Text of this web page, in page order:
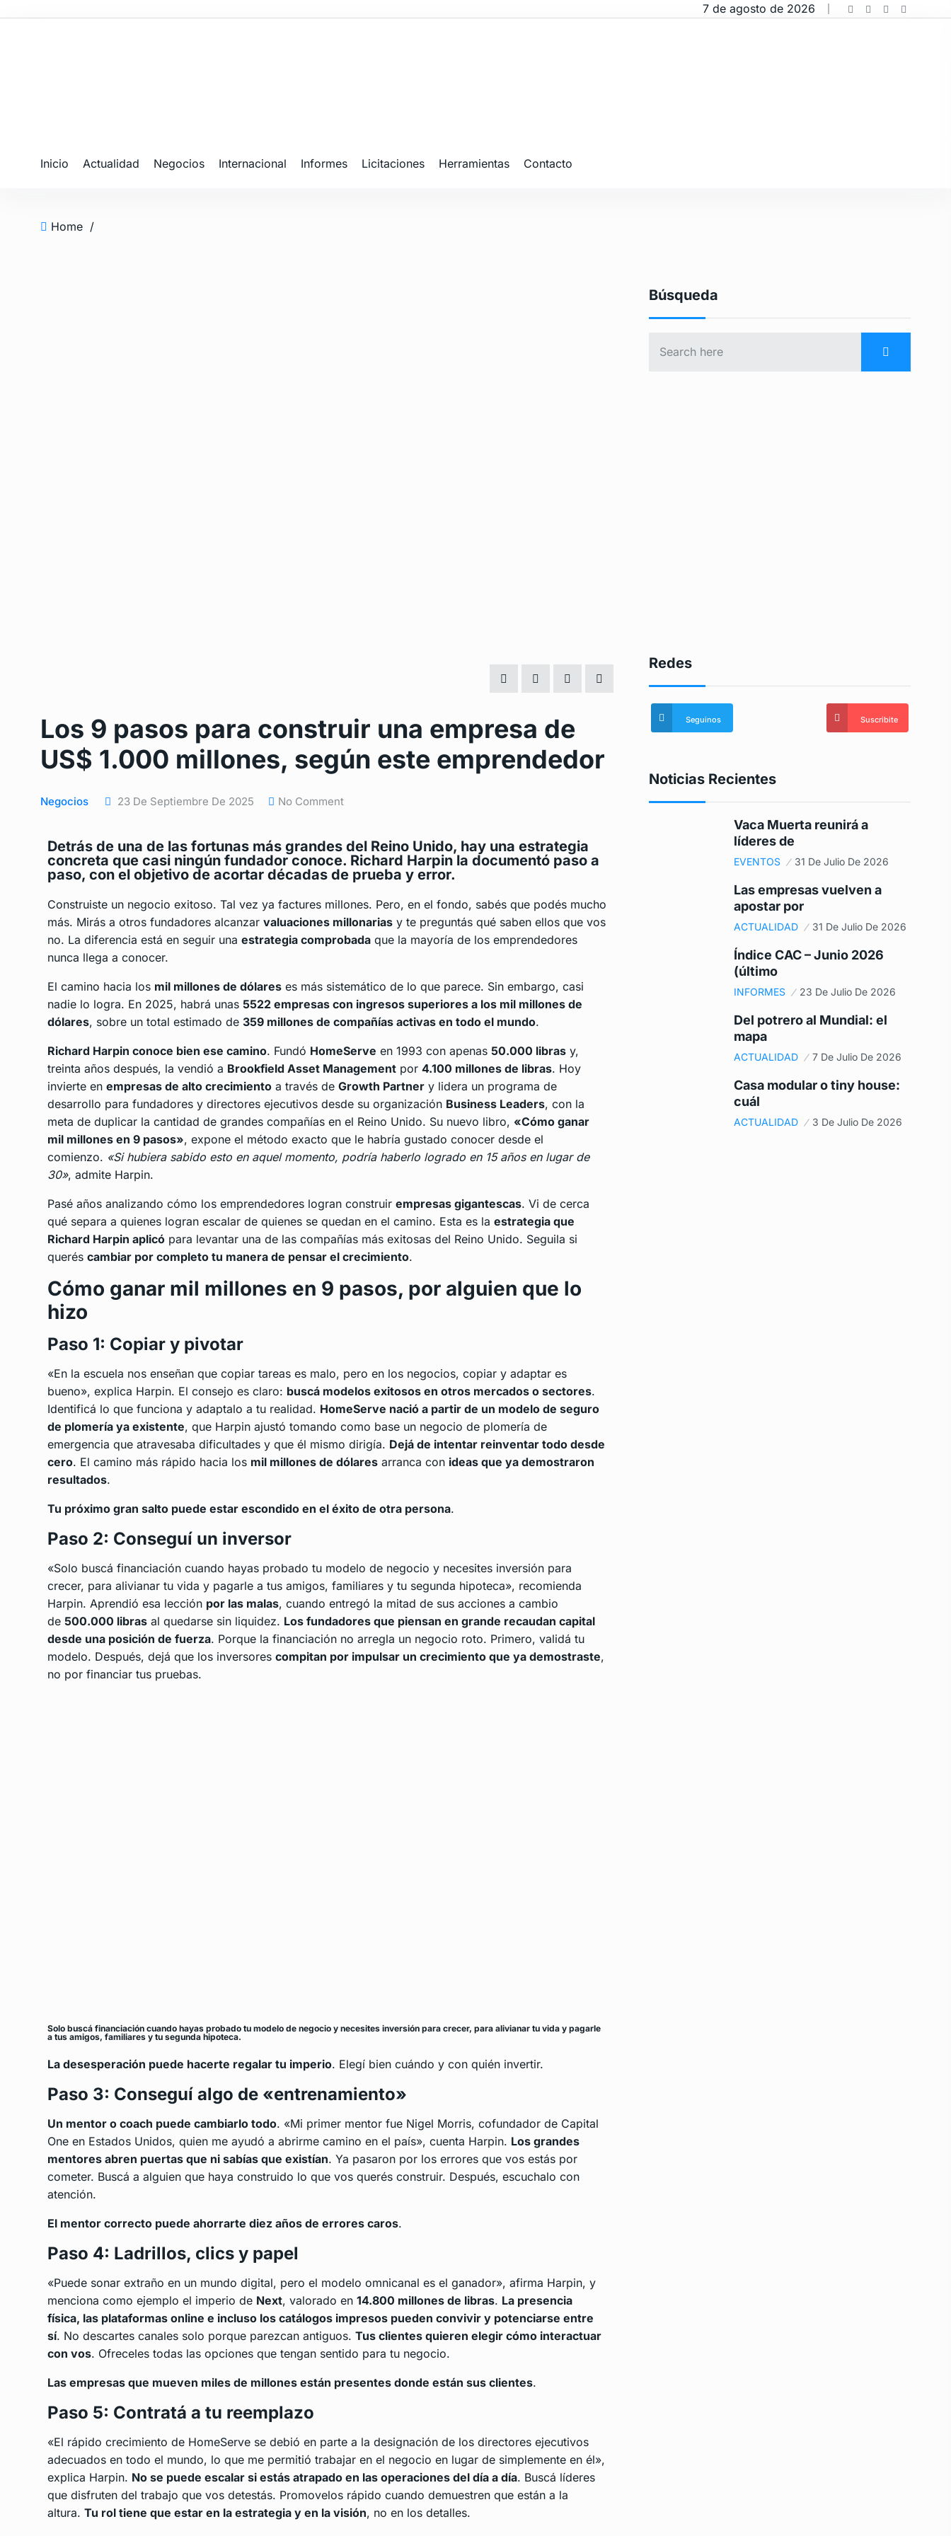
7 de agosto de 2026
Inicio Actualidad Negocios Internacional Informes Licitaciones Herramientas Contacto
Home /
Los 9 pasos para construir una empresa de
US$ 1.000 millones, según este emprendedor
Negocios 23 De Septiembre De 2025 No Comment
Detrás de una de las fortunas más grandes del Reino Unido, hay una estrategia
concreta que casi ningún fundador conoce. Richard Harpin la documentó paso a
paso, con el objetivo de acortar décadas de prueba y error.
Construiste un negocio exitoso. Tal vez ya factures millones. Pero, en el fondo, sabés que podés mucho
más. Mirás a otros fundadores alcanzar valuaciones millonarias y te preguntás qué saben ellos que vos
no. La diferencia está en seguir una estrategia comprobada que la mayoría de los emprendedores
nunca llega a conocer.
El camino hacia los mil millones de dólares es más sistemático de lo que parece. Sin embargo, casi
nadie lo logra. En 2025, habrá unas 5522 empresas con ingresos superiores a los mil millones de
dólares, sobre un total estimado de 359 millones de compañías activas en todo el mundo.
Richard Harpin conoce bien ese camino. Fundó HomeServe en 1993 con apenas 50.000 libras y,
treinta años después, la vendió a Brookfield Asset Management por 4.100 millones de libras. Hoy
invierte en empresas de alto crecimiento a través de Growth Partner y lidera un programa de
desarrollo para fundadores y directores ejecutivos desde su organización Business Leaders, con la
meta de duplicar la cantidad de grandes compañías en el Reino Unido. Su nuevo libro, «Cómo ganar
mil millones en 9 pasos», expone el método exacto que le habría gustado conocer desde el
comienzo. «Si hubiera sabido esto en aquel momento, podría haberlo logrado en 15 años en lugar de
30», admite Harpin.
Pasé años analizando cómo los emprendedores logran construir empresas gigantescas. Vi de cerca
qué separa a quienes logran escalar de quienes se quedan en el camino. Esta es la estrategia que
Richard Harpin aplicó para levantar una de las compañías más exitosas del Reino Unido. Seguila si
querés cambiar por completo tu manera de pensar el crecimiento.
Cómo ganar mil millones en 9 pasos, por alguien que lo
hizo
Paso 1: Copiar y pivotar
«En la escuela nos enseñan que copiar tareas es malo, pero en los negocios, copiar y adaptar es
bueno», explica Harpin. El consejo es claro: buscá modelos exitosos en otros mercados o sectores.
Identificá lo que funciona y adaptalo a tu realidad. HomeServe nació a partir de un modelo de seguro
de plomería ya existente, que Harpin ajustó tomando como base un negocio de plomería de
emergencia que atravesaba dificultades y que él mismo dirigía. Dejá de intentar reinventar todo desde
cero. El camino más rápido hacia los mil millones de dólares arranca con ideas que ya demostraron
resultados.
Tu próximo gran salto puede estar escondido en el éxito de otra persona.
Paso 2: Conseguí un inversor
«Solo buscá financiación cuando hayas probado tu modelo de negocio y necesites inversión para
crecer, para alivianar tu vida y pagarle a tus amigos, familiares y tu segunda hipoteca», recomienda
Harpin. Aprendió esa lección por las malas, cuando entregó la mitad de sus acciones a cambio
de 500.000 libras al quedarse sin liquidez. Los fundadores que piensan en grande recaudan capital
desde una posición de fuerza. Porque la financiación no arregla un negocio roto. Primero, validá tu
modelo. Después, dejá que los inversores compitan por impulsar un crecimiento que ya demostraste,
no por financiar tus pruebas.
Solo buscá financiación cuando hayas probado tu modelo de negocio y necesites inversión para crecer, para alivianar tu vida y pagarle
a tus amigos, familiares y tu segunda hipoteca.
La desesperación puede hacerte regalar tu imperio. Elegí bien cuándo y con quién invertir.
Paso 3: Conseguí algo de «entrenamiento»
Un mentor o coach puede cambiarlo todo. «Mi primer mentor fue Nigel Morris, cofundador de Capital
One en Estados Unidos, quien me ayudó a abrirme camino en el país», cuenta Harpin. Los grandes
mentores abren puertas que ni sabías que existían. Ya pasaron por los errores que vos estás por
cometer. Buscá a alguien que haya construido lo que vos querés construir. Después, escuchalo con
atención.
El mentor correcto puede ahorrarte diez años de errores caros.
Paso 4: Ladrillos, clics y papel
«Puede sonar extraño en un mundo digital, pero el modelo omnicanal es el ganador», afirma Harpin, y
menciona como ejemplo el imperio de Next, valorado en 14.800 millones de libras. La presencia
física, las plataformas online e incluso los catálogos impresos pueden convivir y potenciarse entre
sí. No descartes canales solo porque parezcan antiguos. Tus clientes quieren elegir cómo interactuar
con vos. Ofreceles todas las opciones que tengan sentido para tu negocio.
Las empresas que mueven miles de millones están presentes donde están sus clientes.
Paso 5: Contratá a tu reemplazo
«El rápido crecimiento de HomeServe se debió en parte a la designación de los directores ejecutivos
adecuados en todo el mundo, lo que me permitió trabajar en el negocio en lugar de simplemente en él»,
explica Harpin. No se puede escalar si estás atrapado en las operaciones del día a día. Buscá líderes
que disfruten del trabajo que vos detestás. Promovelos rápido cuando demuestren que están a la
altura. Tu rol tiene que estar en la estrategia y en la visión, no en los detalles.
Búsqueda
Redes
Seguinos Suscribite
Noticias Recientes
Vaca Muerta reunirá a
líderes de
EVENTOS 31 De Julio De 2026
Las empresas vuelven a
apostar por
ACTUALIDAD 31 De Julio De 2026
Índice CAC – Junio 2026
(último
INFORMES 23 De Julio De 2026
Del potrero al Mundial: el
mapa
ACTUALIDAD 7 De Julio De 2026
Casa modular o tiny house:
cuál
ACTUALIDAD 3 De Julio De 2026